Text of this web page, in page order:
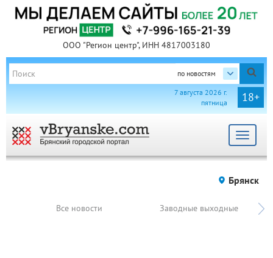
ООО "Регион центр", ИНН 4817003180
по новостям
18+
7 августа 2026 г.
пятница
Toggle
Брянск
Все новости Заводные выходные